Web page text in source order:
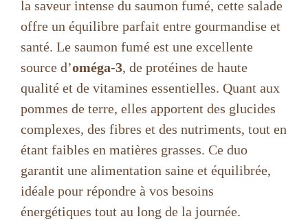
la saveur intense du saumon fumé, cette salade
offre un équilibre parfait entre gourmandise et
santé. Le saumon fumé est une excellente
source d’oméga-3, de protéines de haute
qualité et de vitamines essentielles. Quant aux
pommes de terre, elles apportent des glucides
complexes, des fibres et des nutriments, tout en
étant faibles en matières grasses. Ce duo
garantit une alimentation saine et équilibrée,
idéale pour répondre à vos besoins
énergétiques tout au long de la journée.